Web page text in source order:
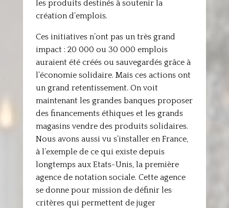
les produits destinés à soutenir la
création d’emplois.
Ces initiatives n’ont pas un très grand
impact : 20 000 ou 30 000 emplois
auraient été créés ou sauvegardés grâce à
l’économie solidaire. Mais ces actions ont
un grand retentissement. On voit
maintenant les grandes banques proposer
des financements éthiques et les grands
magasins vendre des produits solidaires.
Nous avons aussi vu s’installer en France,
à l’exemple de ce qui existe depuis
longtemps aux Etats-Unis, la première
agence de notation sociale. Cette agence
se donne pour mission de définir les
critères qui permettent de juger